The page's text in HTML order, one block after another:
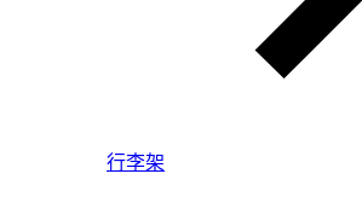
行李架